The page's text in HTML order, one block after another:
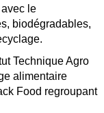
le
biodégradables,
Technique Agro
alimentaire
Food regroupant